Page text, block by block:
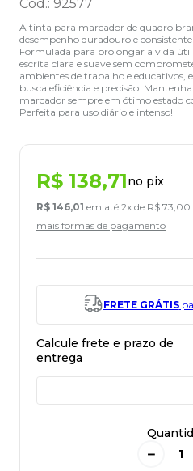
Cod.: 92577
A tinta para marcador de quadro
desempenho duradouro e
Formulada para prolongar a vida
escrita clara e suave sem
ambientes de trabalho e educativos,
busca eficiência e precisão.
marcador sempre em ótimo estado
Perfeita para uso diário e intenso!
R$ 138,71no pix
R$ 146,01 em até 2x de R$ 73,00
mais formas de pagamento
FRETE GRÁTIS
－